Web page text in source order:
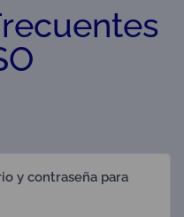
y contraseña para